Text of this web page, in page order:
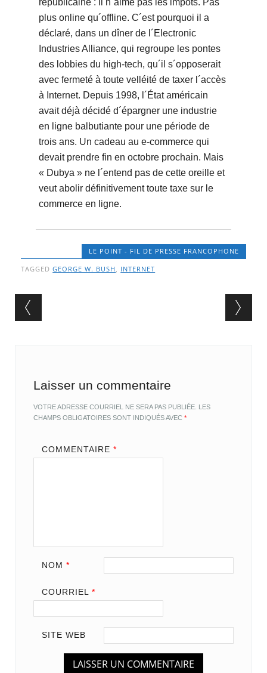
républicaine : il n´aime pas les impôts. Pas
plus online qu´offline. C´est pourquoi il a
déclaré, dans un dîner de l´Electronic
Industries Alliance, qui regroupe les pontes
des lobbies du high-tech, qu´il s´opposerait
avec fermeté à toute velléité de taxer l´accès
à Internet. Depuis 1998, l´État américain
avait déjà décidé d´épargner une industrie
en ligne balbutiante pour une période de
trois ans. Un cadeau au e-commerce qui
devait prendre fin en octobre prochain. Mais
« Dubya » ne l´entend pas de cette oreille et
veut abolir définitivement toute taxe sur le
commerce en ligne.
LE POINT - FIL DE PRESSE FRANCOPHONE
TAGGEDGEORGE W. BUSH , INTERNET
Post navigation
Laisser un commentaire
VOTRE ADRESSE COURRIEL NE SERA PAS PUBLIÉE. LES
CHAMPS OBLIGATOIRES SONT INDIQUÉS AVEC*
COMMENTAIRE *
NOM *
COURRIEL *
SITE WEB